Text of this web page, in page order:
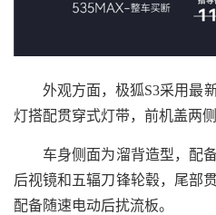
外观方面，极狐S3采用最新
灯搭配贯穿式灯带，前机盖两
车身侧面为溜背造型，配备
后视镜和五辐刀锋轮毂，尾部
配备随速电动后扰流板。